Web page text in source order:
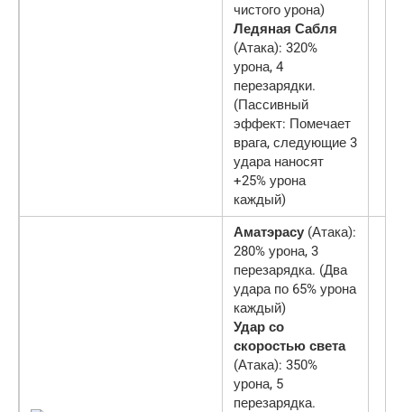
чистого урона)
Ледяная Сабля
(Атака): 320%
урона, 4
перезарядки.
(Пассивный
эффект: Помечает
врага, следующие 3
удара наносят
+25% урона
каждый)
Аматэрасу (Атака):
280% урона, 3
перезарядка. (Два
удара по 65% урона
каждый)
Удар со
скоростью света
(Атака): 350%
урона, 5
перезарядка.